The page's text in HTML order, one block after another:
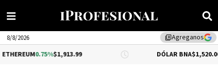
library_addAgreganos
8/8/2026
0.75%$1,913.99 DÓLAR BNA $1,520.00